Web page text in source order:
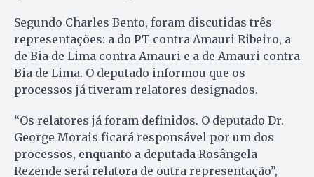
Segundo Charles Bento, foram discutidas três
representações: a do PT contra Amauri Ribeiro, a
de Bia de Lima contra Amauri e a de Amauri contra
Bia de Lima. O deputado informou que os
processos já tiveram relatores designados.
“Os relatores já foram definidos. O deputado Dr.
George Morais ficará responsável por um dos
processos, enquanto a deputada Rosângela
Rezende será relatora de outra representação”,